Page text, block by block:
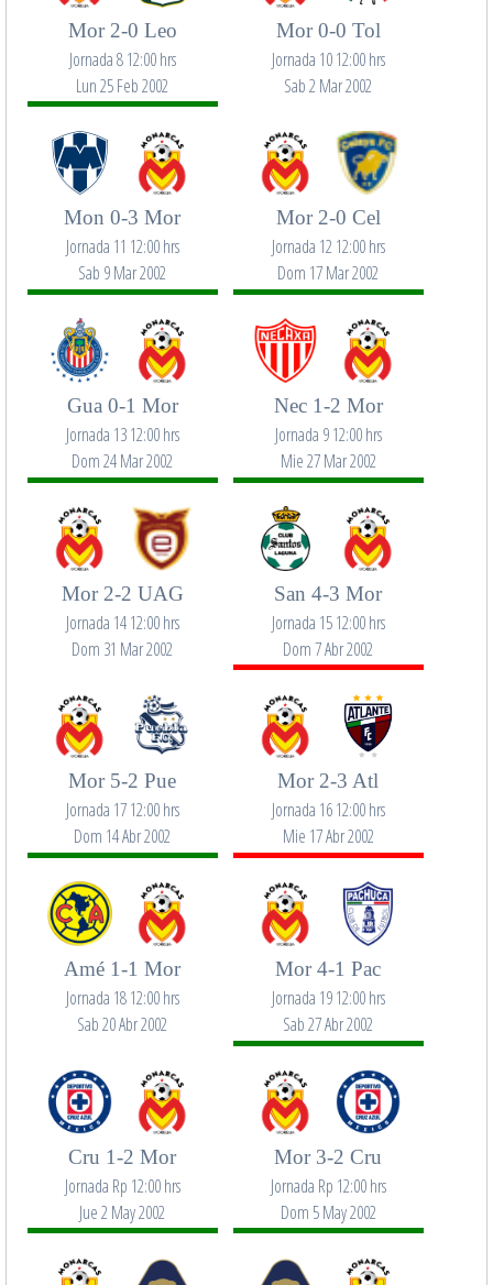
Mor 2-0 Leo
Jornada 8 12:00 hrs
Lun 25 Feb 2002
Mor 0-0 Tol
Jornada 10 12:00 hrs
Sab 2 Mar 2002
Mon 0-3 Mor
Jornada 11 12:00 hrs
Sab 9 Mar 2002
Mor 2-0 Cel
Jornada 12 12:00 hrs
Dom 17 Mar 2002
Gua 0-1 Mor
Jornada 13 12:00 hrs
Dom 24 Mar 2002
Nec 1-2 Mor
Jornada 9 12:00 hrs
Mie 27 Mar 2002
Mor 2-2 UAG
Jornada 14 12:00 hrs
Dom 31 Mar 2002
San 4-3 Mor
Jornada 15 12:00 hrs
Dom 7 Abr 2002
Mor 5-2 Pue
Jornada 17 12:00 hrs
Dom 14 Abr 2002
Mor 2-3 Atl
Jornada 16 12:00 hrs
Mie 17 Abr 2002
Amé 1-1 Mor
Jornada 18 12:00 hrs
Sab 20 Abr 2002
Mor 4-1 Pac
Jornada 19 12:00 hrs
Sab 27 Abr 2002
Cru 1-2 Mor
Jornada Rp 12:00 hrs
Jue 2 May 2002
Mor 3-2 Cru
Jornada Rp 12:00 hrs
Dom 5 May 2002